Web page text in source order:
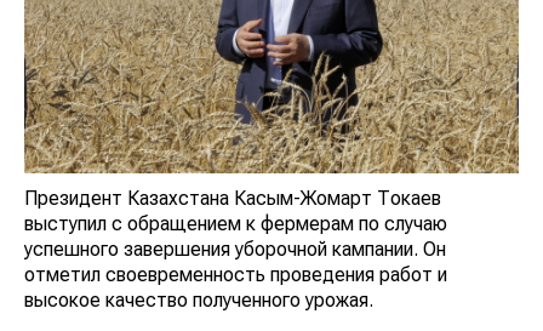
Президент Казахстана Касым-Жомарт Токаев
выступил с обращением к фермерам по случаю
успешного завершения уборочной кампании. Он
отметил своевременность проведения работ и
высокое качество полученного урожая.